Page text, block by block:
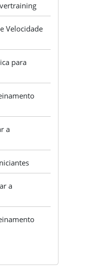
Velocidade
para
a
a